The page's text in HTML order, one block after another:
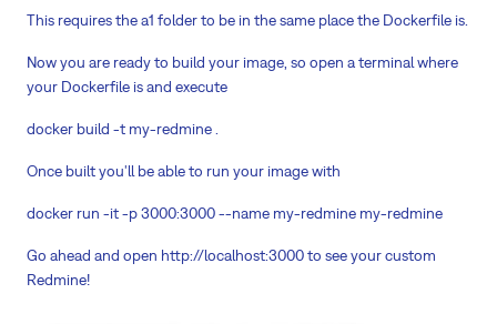
This requires the a1 folder to be in the same place the Dockerfile is.
Now you are ready to build your image, so open a terminal where
your Dockerfile is and execute
docker build -t my-redmine .
Once built you'll be able to run your image with
docker run -it -p 3000:3000 --name my-redmine my-redmine
Go ahead and open http://localhost:3000 to see your custom
Redmine!